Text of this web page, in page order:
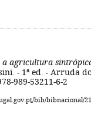
a agricultura
- 1ª ed. - Arruda
989-53211-6-2
bib/bibnacional/